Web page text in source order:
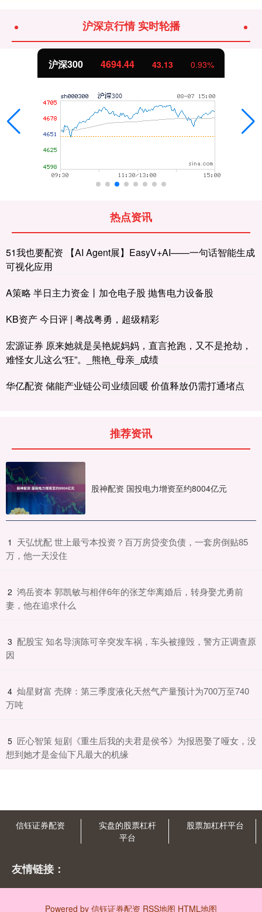
沪深京行情 实时轮播
4694.44 43.13 0.93%
热点资讯
51我也要配资 【AI Agent展】EasyV+AI——一句话智能生成
可视化应用
A策略 半日主力资金丨加仓电子股 抛售电力设备股
KB资产 今日评 | 粤战粤勇，超级精彩
宏源证券 原来她就是吴艳妮妈妈，直言抢跑，又不是抢劫，
难怪女儿这么“狂”。_熊艳_母亲_成绩
华亿配资 储能产业链公司业绩回暖 价值释放仍需打通堵点
推荐资讯
股神配资 国投电力增资至约8004亿元
1 ​天弘忧配 世上最亏本投资？百万房贷变负债，一套房倒贴85
万，他一天没住
2 ​鸿岳资本 郭凯敏与相伴6年的张芝华离婚后，转身娶尤勇前
妻，他在追求什么
3 ​配股宝 知名导演陈可辛突发车祸，车头被撞毁，警方正调查原
因
4 ​灿星财富 壳牌：第三季度液化天然气产量预计为700万至740
万吨
5 ​匠心智策 短剧《重生后我的夫君是侯爷》为报恩娶了哑女，没
想到她才是金仙下凡最大的机缘
信钰证券配资
实盘的股票杠杆
平台
股票加杠杆平台
友情链接：
Powered by 信钰证券配资 RSS地图 HTML地图